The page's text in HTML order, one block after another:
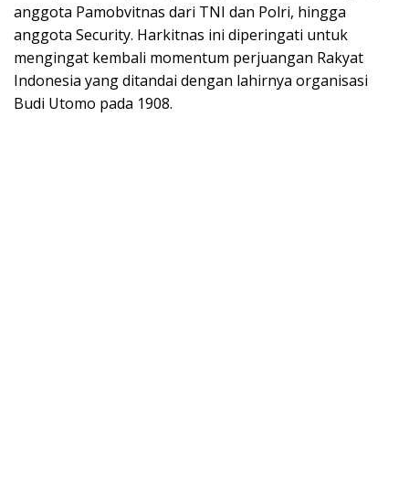
anggota Pamobvitnas dari TNI dan Polri, hingga
anggota Security. Harkitnas ini diperingati untuk
mengingat kembali momentum perjuangan Rakyat
Indonesia yang ditandai dengan lahirnya organisasi
Budi Utomo pada 1908.